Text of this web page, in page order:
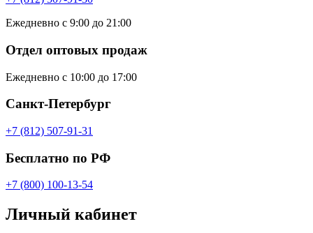
Ежедневно с 9:00 до 21:00
Отдел оптовых продаж
Ежедневно с 10:00 до 17:00
Санкт-Петербург
+7 (812) 507-91-31
Бесплатно по РФ
+7 (800) 100-13-54
Личный кабинет